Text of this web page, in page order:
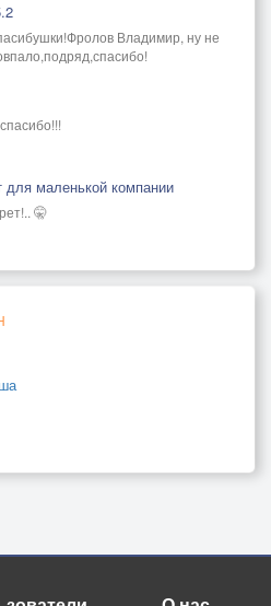
Владимир, ну не
для маленькой компании
🤫